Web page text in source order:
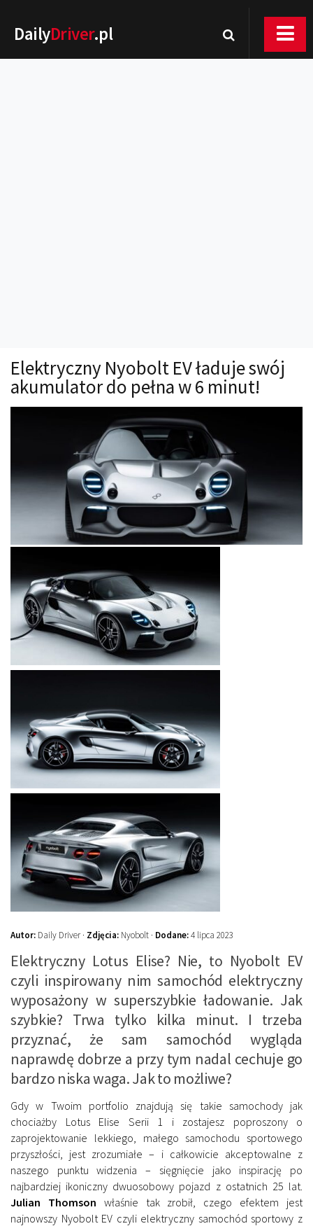
DailyDriver.pl
Technika jazdy
Oświetlenie
Przelicznik mocy
Auto z niemiec
Galerie
Elektryczny Nyobolt EV ładuje swój
akumulator do pełna w 6 minut!
Autor: Daily Driver · Zdjęcia: Nyobolt · Dodane:4 lipca 2023
Elektryczny Lotus Elise? Nie, to Nyobolt EV
czyli inspirowany nim samochód elektryczny
wyposażony w superszybkie ładowanie. Jak
szybkie? Trwa tylko kilka minut. I trzeba
przyznać, że sam samochód wygląda
naprawdę dobrze a przy tym nadal cechuje go
bardzo niska waga. Jak to możliwe?
Gdy w Twoim portfolio znajdują się takie samochody jak
chociażby Lotus Elise Serii 1 i zostajesz poproszony o
zaprojektowanie lekkiego, małego samochodu sportowego
przyszłości, jest zrozumiałe – i całkowicie akceptowalne z
naszego punktu widzenia – sięgnięcie jako inspirację po
najbardziej ikoniczny dwuosobowy pojazd z ostatnich 25 lat.
Julian Thomson właśnie tak zrobił, czego efektem jest
najnowszy Nyobolt EV czyli elektryczny samochód sportowy z